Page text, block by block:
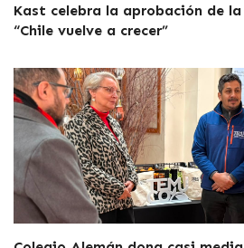
Kast celebra la aprobación de
“Chile vuelve a crecer”